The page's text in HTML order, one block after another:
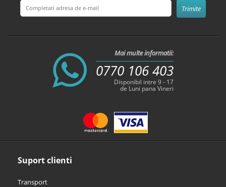
Suport clienti
Transport
Mai multe informatii:
0770 106 403
Disponibil intre 9 - 17
de Luni pana Vineri